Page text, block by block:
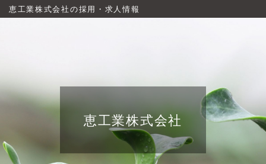
恵工業株式会社の採用・求人情報
恵工業株式会社